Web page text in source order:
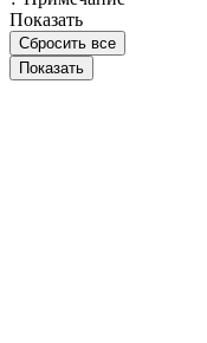
Показать
Сбросить все